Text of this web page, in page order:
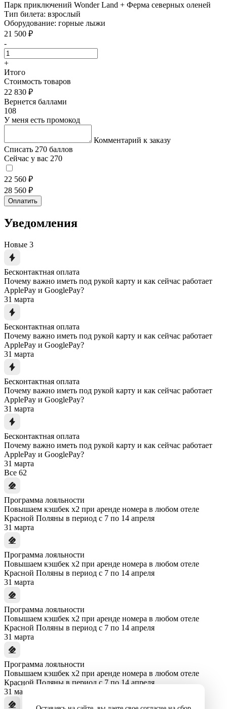
Парк приключений Wonder Land + Ферма северных оленей
Тип билета: взрослый
Оборудование: горные лыжи
21 500 ₽
-
+
Итого
Стоимость товаров
22 830 ₽
Вернется баллами
108
У меня есть промокод
Комментарий к заказу
Списать 270 баллов
Сейчас у вас 270
22 560 ₽
28 560 ₽
Оплатить
Уведомления
Новые 3
Бесконтактная оплата
Почему важно иметь под рукой карту и как сейчас работает
ApplePay и GooglePay?
31 марта
Бесконтактная оплата
Почему важно иметь под рукой карту и как сейчас работает
ApplePay и GooglePay?
31 марта
Бесконтактная оплата
Почему важно иметь под рукой карту и как сейчас работает
ApplePay и GooglePay?
31 марта
Бесконтактная оплата
Почему важно иметь под рукой карту и как сейчас работает
ApplePay и GooglePay?
31 марта
Все 62
Программа лояльности
Повышаем кэшбек x2 при аренде номера в любом отеле
Красной Поляны в период с 7 по 14 апреля
31 марта
Программа лояльности
Повышаем кэшбек x2 при аренде номера в любом отеле
Красной Поляны в период с 7 по 14 апреля
31 марта
Программа лояльности
Повышаем кэшбек x2 при аренде номера в любом отеле
Красной Поляны в период с 7 по 14 апреля
31 марта
Программа лояльности
Повышаем кэшбек x2 при аренде номера в любом отеле
Красной Поляны в период с 7 по 14 апреля
31 марта